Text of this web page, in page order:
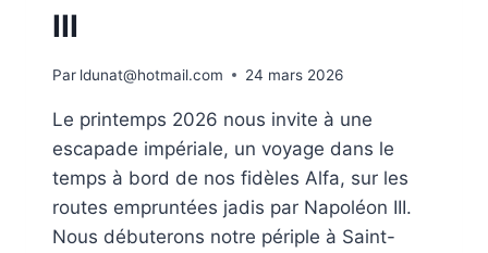
III
Par ldunat@hotmail.com 24 mars 2026
Le printemps 2026 nous invite à une
escapade impériale, un voyage dans le
temps à bord de nos fidèles Alfa, sur les
routes empruntées jadis par Napoléon III.
Nous débuterons notre périple à Saint-